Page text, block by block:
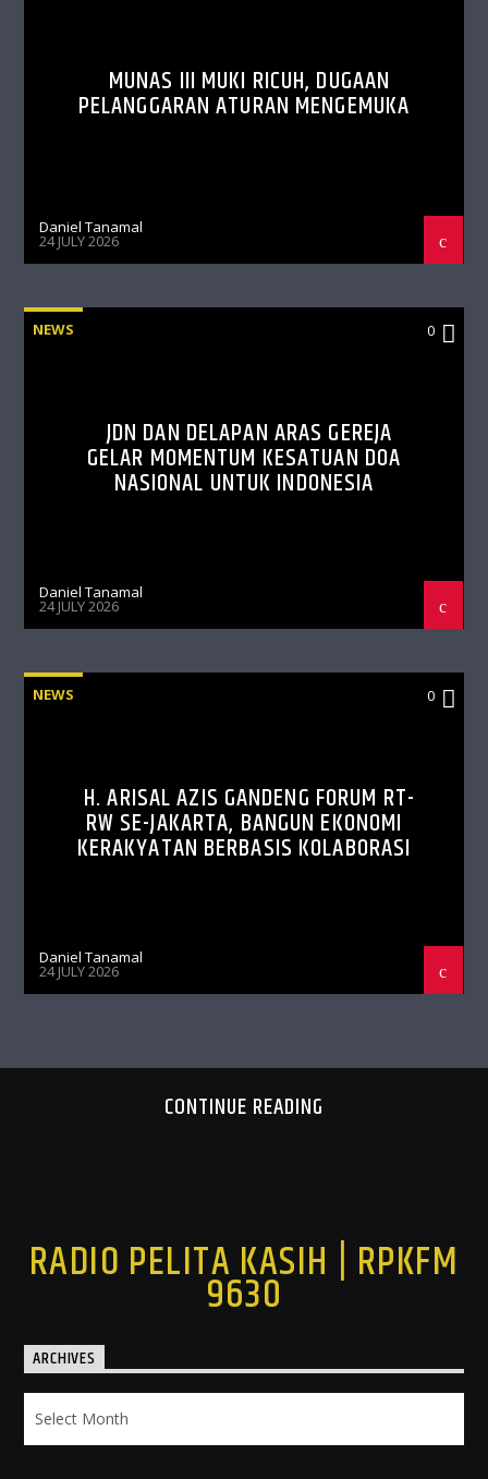
MUNAS III MUKI RICUH, DUGAAN
PELANGGARAN ATURAN MENGEMUKA
Daniel Tanamal
24 JULY 2026
NEWS 0
JDN DAN DELAPAN ARAS GEREJA
GELAR MOMENTUM KESATUAN DOA
NASIONAL UNTUK INDONESIA
Daniel Tanamal
24 JULY 2026
NEWS 0
H. ARISAL AZIS GANDENG FORUM RT-
RW SE-JAKARTA, BANGUN EKONOMI
KERAKYATAN BERBASIS KOLABORASI
Daniel Tanamal
24 JULY 2026
CONTINUE READING
RADIO PELITA KASIH | RPKFM
9630
ARCHIVES